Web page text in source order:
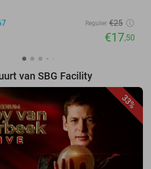
Regulier €25
€17,50
van SBG Facility
33%